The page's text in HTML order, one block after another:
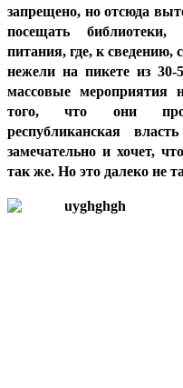
запрещено, но отсюда
посещать библиотеки,
питания, где, к сведению,
нежели на пикете из
массовые мероприятия
того, что они
республиканская
замечательно и хочет,
так же. Но это далеко не